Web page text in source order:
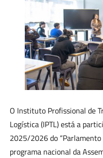
O Instituto Profissional de
Logística (IPTL) está a
2025/2026 do “Parlamento
programa nacional da